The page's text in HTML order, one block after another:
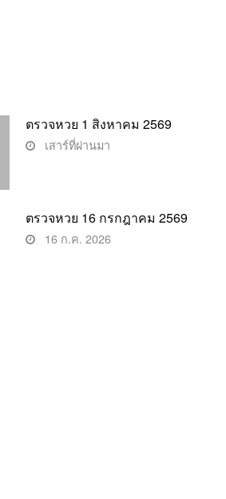
ตรวจหวย 1 สิงหาคม 2569
เสาร์ที่ผ่านมา
ตรวจหวย 16 กรกฎาคม 2569
16 ก.ค. 2026